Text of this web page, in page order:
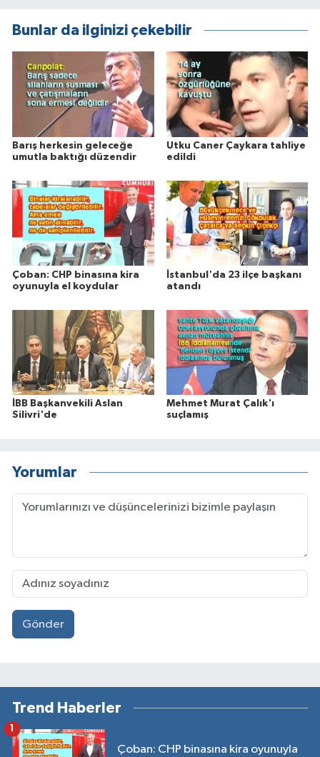
Bunlar da ilginizi çekebilir
Barış herkesin geleceğe
umutla baktığı düzendir
Utku Caner Çaykara tahliye
edildi
Çoban: CHP binasına kira
oyunuyla el koydular
İstanbul'da 23 ilçe başkanı
atandı
İBB Başkanvekili Aslan
Silivri'de
Mehmet Murat Çalık'ı
suçlamış
Yorumlar
Gönder
Trend Haberler
Çoban: CHP binasına kira oyunuyla